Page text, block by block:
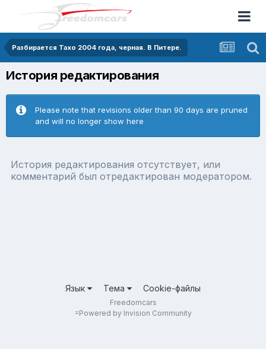
Разбирается Тахо 2004 года, черная. В Питере.
История редактирования
Please note that revisions older than 90 days are pruned
and will no longer show here
История редактирования отсутствует, или
комментарий был отредактирован модератором.
Язык Тема Cookie-файлы
Freedomcars
=Powered by Invision Community